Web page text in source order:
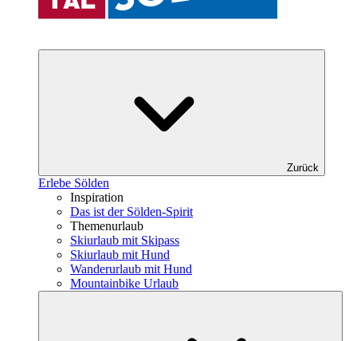
Zurück
Erlebe Sölden
Inspiration
Das ist der Sölden-Spirit
Themenurlaub
Skiurlaub mit Skipass
Skiurlaub mit Hund
Wanderurlaub mit Hund
Mountainbike Urlaub